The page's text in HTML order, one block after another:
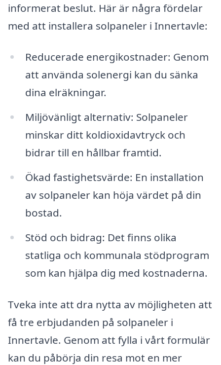
informerat beslut. Här är några fördelar
med att installera solpaneler i Innertavle:
Reducerade energikostnader: Genom
att använda solenergi kan du sänka
dina elräkningar.
Miljövänligt alternativ: Solpaneler
minskar ditt koldioxidavtryck och
bidrar till en hållbar framtid.
Ökad fastighetsvärde: En installation
av solpaneler kan höja värdet på din
bostad.
Stöd och bidrag: Det finns olika
statliga och kommunala stödprogram
som kan hjälpa dig med kostnaderna.
Tveka inte att dra nytta av möjligheten att
få tre erbjudanden på solpaneler i
Innertavle. Genom att fylla i vårt formulär
kan du påbörja din resa mot en mer